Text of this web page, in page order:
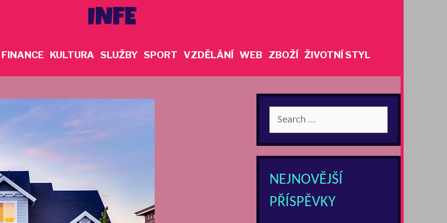
INFE
FINANCE KULTURA SLUŽBY SPORT VZDĚLÁNÍ WEB ZBOŽÍ ŽIVOTNÍ STYL
for:
NEJNOVĚJŠÍ
PŘÍSPĚVKY